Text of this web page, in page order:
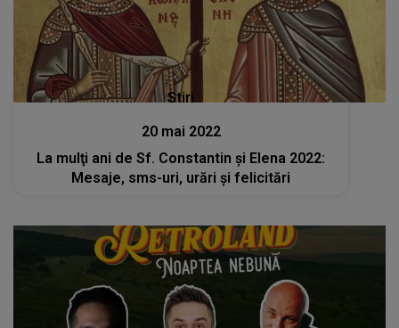
Stiri
20 mai 2022
La mulţi ani de Sf. Constantin şi Elena 2022:
Mesaje, sms-uri, urări şi felicitări